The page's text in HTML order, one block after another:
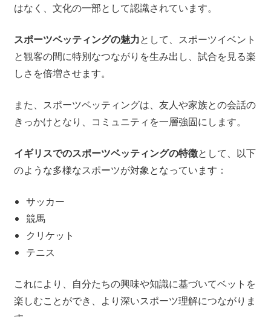
はなく、文化の一部として認識されています。
スポーツベッティングの魅力として、スポーツイベント
と観客の間に特別なつながりを生み出し、試合を見る楽
しさを倍増させます。
また、スポーツベッティングは、友人や家族との会話の
きっかけとなり、コミュニティを一層強固にします。
イギリスでのスポーツベッティングの特徴として、以下
のような多様なスポーツが対象となっています：
サッカー
競馬
クリケット
テニス
これにより、自分たちの興味や知識に基づいてベットを
楽しむことができ、より深いスポーツ理解につながりま